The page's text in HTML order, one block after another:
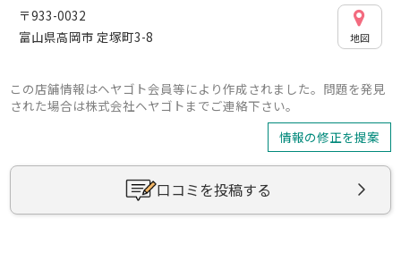
〒933-0032
富山県高岡市 定塚町3-8
地図
この店舗情報はヘヤゴト会員等により作成されました。問題を発見
された場合は株式会社ヘヤゴトまでご連絡下さい。
情報の修正を提案
口コミを投稿する